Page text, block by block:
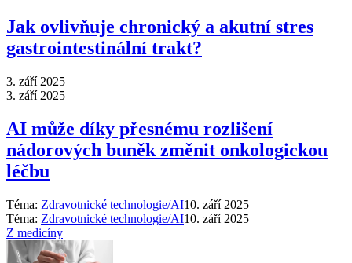
Jak ovlivňuje chronický a akutní stres
gastrointestinální trakt?
3. září 2025
3. září 2025
AI může díky přesnému rozlišení
nádorových buněk změnit onkologickou
léčbu
Téma: Zdravotnické technologie/AI10. září 2025
Téma: Zdravotnické technologie/AI10. září 2025
Z medicíny